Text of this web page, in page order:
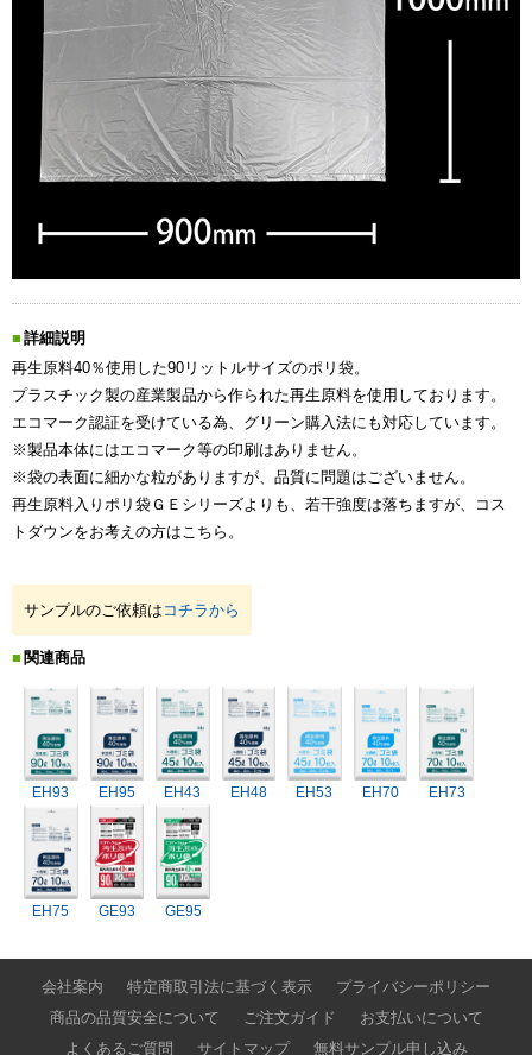
詳細説明
再生原料40％使用した90リットルサイズのポリ袋。
プラスチック製の産業製品から作られた再生原料を使用しております。
エコマーク認証を受けている為、グリーン購入法にも対応しています。
※製品本体にはエコマーク等の印刷はありません。
※袋の表面に細かな粒がありますが、品質に問題はございません。
再生原料入りポリ袋ＧＥシリーズよりも、若干強度は落ちますが、コス
トダウンをお考えの方はこちら。
サンプルのご依頼は コチラから
関連商品
EH93 EH95 EH43 EH48 EH53 EH70 EH73
EH75 GE93 GE95
会社案内 特定商取引法に基づく表示
プライバシーポリシー
商品の品質安全について
ご注文ガイド
お支払いについて
よくあるご質問
サイトマップ 無料サンプル申し込み